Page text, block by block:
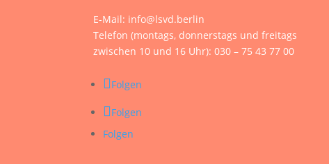
E-Mail: info@lsvd.berlin
Telefon (montags, donnerstags und freitags
zwischen 10 und 16 Uhr): 030 – 75 43 77 00
Folgen
Folgen
Folgen